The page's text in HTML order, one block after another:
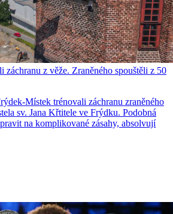
z věže. Zraněného spouštěli z 50
Místek trénovali záchranu zraněného
sv. Jana Křtitele ve Frýdku. Podobná
na komplikované zásahy, absolvují